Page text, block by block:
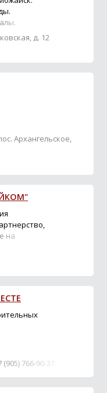
д. 12
Архангельское,
на
766-90-37